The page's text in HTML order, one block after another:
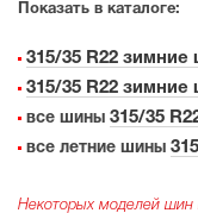
Показать в каталоге:
315/35 R22
315/35 R22
все шины 315/35
все летние шины
Некоторых моделей